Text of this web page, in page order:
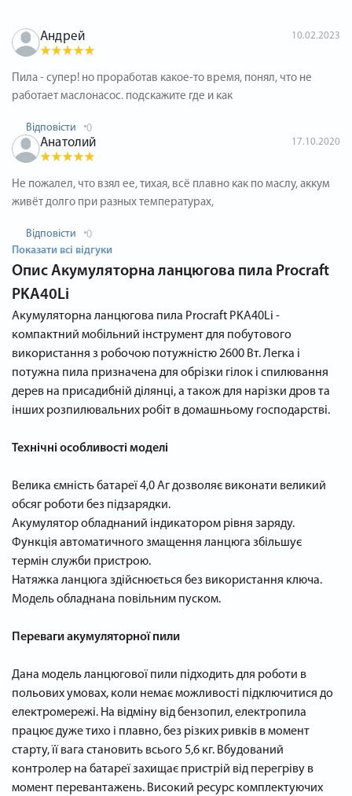
Андрей 10.02.2023
Пила - супер! но проработав какое-то время, понял, что не
работает маслонасос. подскажите где и как
Відповісти 0
Анатолий 17.10.2020
Не пожалел, что взял ее, тихая, всё плавно как по маслу, аккум
живёт долго при разных температурах,
Відповісти
0
Показати всі відгуки
Опис Акумуляторна ланцюгова пила Procraft
PKA40Li
Акумуляторна ланцюгова пила Procraft PKA40Li -
компактний мобільний інструмент для побутового
використання з робочою потужністю 2600 Вт. Легка і
потужна пила призначена для обрізки гілок і спилювання
дерев на присадибній ділянці, а також для нарізки дров та
інших розпилювальних робіт в домашньому господарстві.
Технічні особливості моделі
Велика ємність батареї 4,0 Аг дозволяє виконати великий
обсяг роботи без підзарядки.
Акумулятор обладнаний індикатором рівня заряду.
Функція автоматичного змащення ланцюга збільшує
термін служби пристрою.
Натяжка ланцюга здійснюється без використання ключа.
Модель обладнана повільним пуском.
Переваги акумуляторної пили
Дана модель ланцюгової пили підходить для роботи в
польових умовах, коли немає можливості підключитися до
електромережі. На відміну від бензопил, електропила
працює дуже тихо і плавно, без різких ривків в момент
старту, її вага становить всього 5,6 кг. Вбудований
контролер на батареї захищає пристрій від перегріву в
момент перевантажень. Високий ресурс комплектуючих